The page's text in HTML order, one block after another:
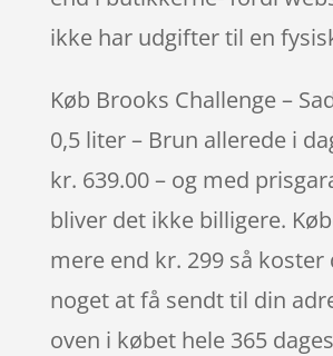
ikke har udgifter til en
Køb Brooks Challenge –
0,5 liter – Brun allerede i
kr. 639.00 – og med
bliver det ikke billigere.
mere end kr. 299 så koster
noget at få sendt til din
oven i købet hele 365